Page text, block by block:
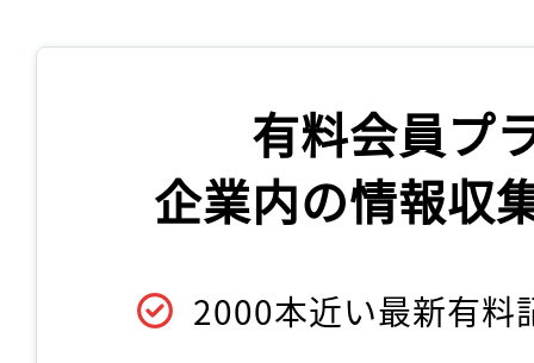
有料会員プ
企業内の情報収
2000本近い最新有料